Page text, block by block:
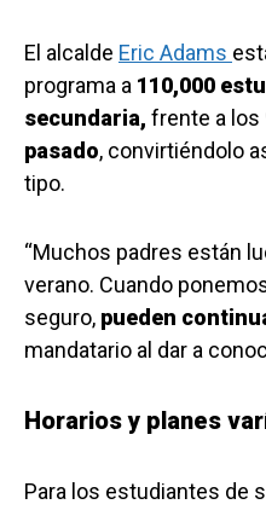
El alcalde Eric Adams
programa a 110,000
secundaria, frente a los
pasado, convirtiéndolo
tipo.
“Muchos padres están
verano. Cuando
seguro, pueden
mandatario al dar a
Horarios y planes
Para los estudiantes de